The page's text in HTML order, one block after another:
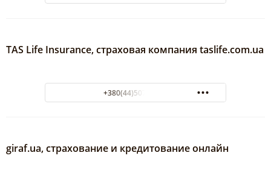
TAS Life Insurance, страховая компания taslife.com.ua
+380(44)507-07-09
giraf.ua, страхование и кредитование онлайн